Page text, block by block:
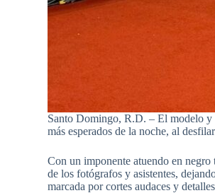
Santo Domingo, R.D. – El modelo y
más esperados de la noche, al
Con un imponente atuendo en
de los fotógrafos y asistentes,
marcada por cortes audaces y